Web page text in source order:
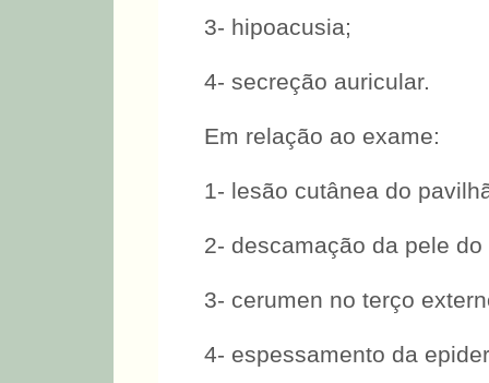
3- hipoacusia;
4- secreção auricular.
Em relação ao exame:
1- lesão cutânea do
2- descamação da pele
3- cerumen no terço
4- espessamento da